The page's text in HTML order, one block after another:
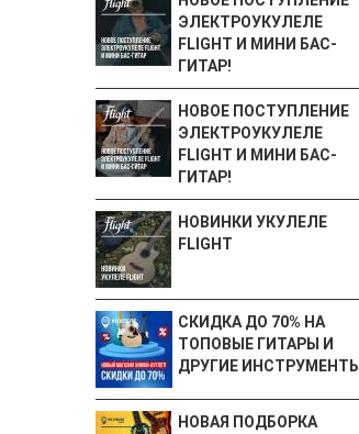
ЭЛЕКТРОУКУЛЕЛЕ
FLIGHT И МИНИ БАС-
ГИТАР!
НОВОЕ ПОСТУПЛЕНИЕ
ЭЛЕКТРОУКУЛЕЛЕ
FLIGHT И МИНИ БАС-
ГИТАР!
НОВИНКИ УКУЛЕЛЕ
FLIGHT
СКИДКА ДО 70% НА
ТОПОВЫЕ ГИТАРЫ И
ДРУГИЕ ИНСТРУМЕНТЫ
НОВАЯ ПОДБОРКА